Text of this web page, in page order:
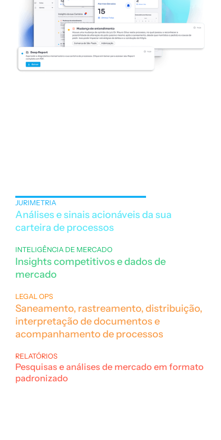
Explore Alerts
JURIMETRIA
Análises e sinais acionáveis da sua
carteira de processos
INTELIGÊNCIA DE MERCADO
Insights competitivos e dados de
mercado
LEGAL OPS
Saneamento, rastreamento, distribuição,
interpretação de documentos e
acompanhamento de processos
RELATÓRIOS
Pesquisas e análises de mercado em formato
padronizado